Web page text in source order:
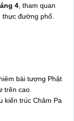
4 , tham quan
thực đường phố.
bái tượng Phật
trên cao.
kiến trúc Chăm Pa